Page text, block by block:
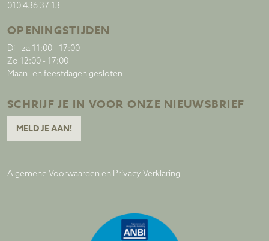
010 436 37 13
OPENINGSTIJDEN
Di - za 11:00 - 17:00
Zo 12:00 - 17:00
Maan- en feestdagen gesloten
SCHRIJF JE IN VOOR ONZE NIEUWSBRIEF
MELD JE AAN!
Algemene Voorwaarden en Privacy Verklaring